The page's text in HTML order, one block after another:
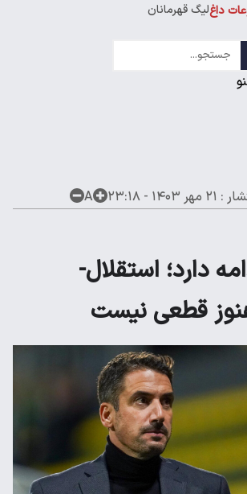
داغلیگ قهرمانان
: ۲۱ مهر ۱۴۰۳ - ۲۳:۱۸ A
دارد؛ استقلال-
قطعی نیست